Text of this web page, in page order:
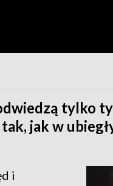
tylko
jak w
i